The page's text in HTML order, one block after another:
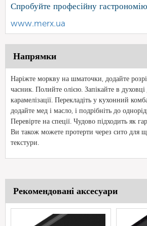
Спробуйте професійну гастрономію
www.merx.ua
Напрямки
Наріжте моркву на шматочки, додайте
часник. Полийте олією. Запікайте в духовці
карамелізації. Перекладіть у кухонний
додайте мед і масло, і подрібніть до
Перевірте на спеції. Чудово підходить як
Ви також можете протерти через сито для
текстури.
Рекомендовані аксесуари